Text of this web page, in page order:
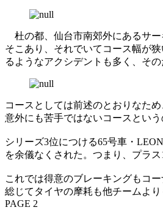
杜の都、仙台市南郊外にあるサー
そこあり、それでいてコース幅が
るようなアクシデントも多く、そ
コースとしては前述のとおりなた
意外にも苦手ではないコースとい
シリーズ3位につける65号車・
を余儀なくされた。つまり、プラ
これでは得意のブレーキングもコ
総じてタイヤの摩耗も他チームよ
PAGE 2